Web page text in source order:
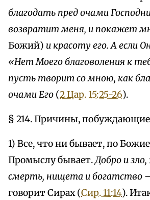
благодать пред очами
возвратит меня, и покажет
Божий) и красоту его. А если
«Нет Моего благоволения к
пусть творит со мною, как
очами Его (2 Цар. 15:25-26).
§ 214. Причины,
1) Все, что ни бывает, по
Промыслу бывает.Добро и
смерть, нищета и богатство
говорит Сирах (Сир. 11:14).